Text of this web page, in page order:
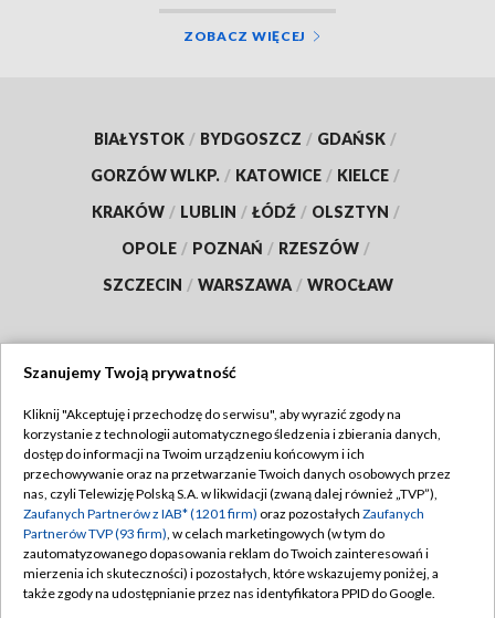
ZOBACZ WIĘCEJ
BIAŁYSTOK / BYDGOSZCZ / GDAŃSK /
GORZÓW WLKP. / KATOWICE / KIELCE /
KRAKÓW / LUBLIN / ŁÓDŹ / OLSZTYN /
OPOLE / POZNAŃ / RZESZÓW /
SZCZECIN / WARSZAWA / WROCŁAW
TVP
Abonament TVP
Emisja w TVP
Centrum informacji TVP
Naziemna Telewizja Cyfrowa
Regulamin TVP
Polityka prywatności
Moje zgody
Pomoc
Szanujemy Twoją prywatność
Kliknij "Akceptuję i przechodzę do serwisu", aby wyrazić zgody na
korzystanie z technologii automatycznego śledzenia i zbierania danych,
dostęp do informacji na Twoim urządzeniu końcowym i ich
przechowywanie oraz na przetwarzanie Twoich danych osobowych przez
nas, czyli Telewizję Polską S.A. w likwidacji (zwaną dalej również „TVP”),
Zaufanych Partnerów z IAB* (1201 firm) oraz pozostałych Zaufanych
Partnerów TVP (93 firm), w celach marketingowych (w tym do
zautomatyzowanego dopasowania reklam do Twoich zainteresowań i
mierzenia ich skuteczności) i pozostałych, które wskazujemy poniżej, a
także zgody na udostępnianie przez nas identyfikatora PPID do Google.